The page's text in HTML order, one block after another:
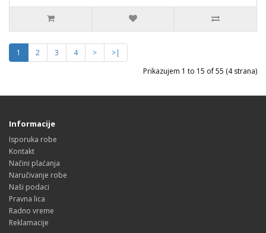
1 2 3 4 >
>|
Prikazujem 1 to 15 of 55 (4 strana)
Informacije
Isporuka robe
Kontakt
Načini plaćanja
Naručivanje robe
Naši podaci
Pravna lica
Radno vreme
Reklamacije